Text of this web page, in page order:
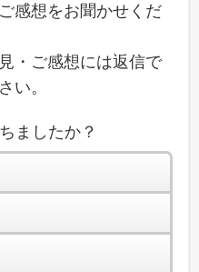
感想をお聞かせくだ
・ご感想には返信で
い。
ましたか？